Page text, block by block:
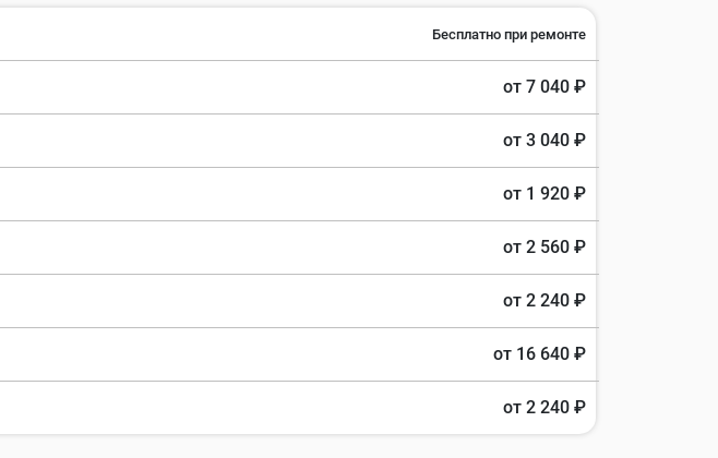
Бесплатно при ремонте
от 7 040 ₽
от 3 040 ₽
от 1 920 ₽
от 2 560 ₽
от 2 240 ₽
от 16 640 ₽
от 2 240 ₽